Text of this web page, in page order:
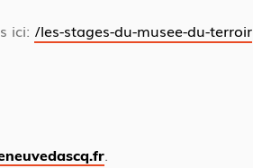
ici: /les-stages-du-musee-du-terroir
.